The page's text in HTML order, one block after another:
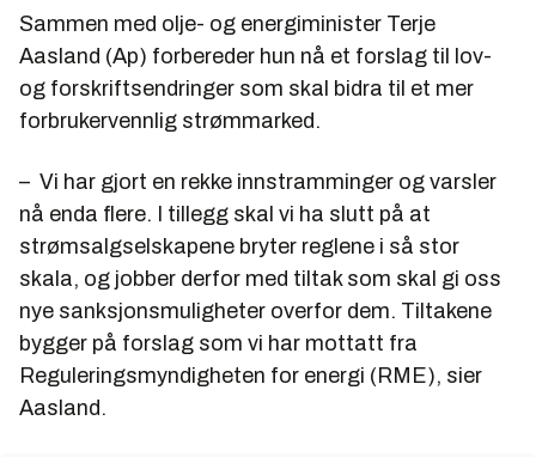
Sammen med olje- og energiminister Terje
Aasland (Ap) forbereder hun nå et forslag til lov-
og forskriftsendringer som skal bidra til et mer
forbrukervennlig strømmarked.
– Vi har gjort en rekke innstramminger og varsler
nå enda flere. I tillegg skal vi ha slutt på at
strømsalgselskapene bryter reglene i så stor
skala, og jobber derfor med tiltak som skal gi oss
nye sanksjonsmuligheter overfor dem. Tiltakene
bygger på forslag som vi har mottatt fra
Reguleringsmyndigheten for energi (RME), sier
Aasland.